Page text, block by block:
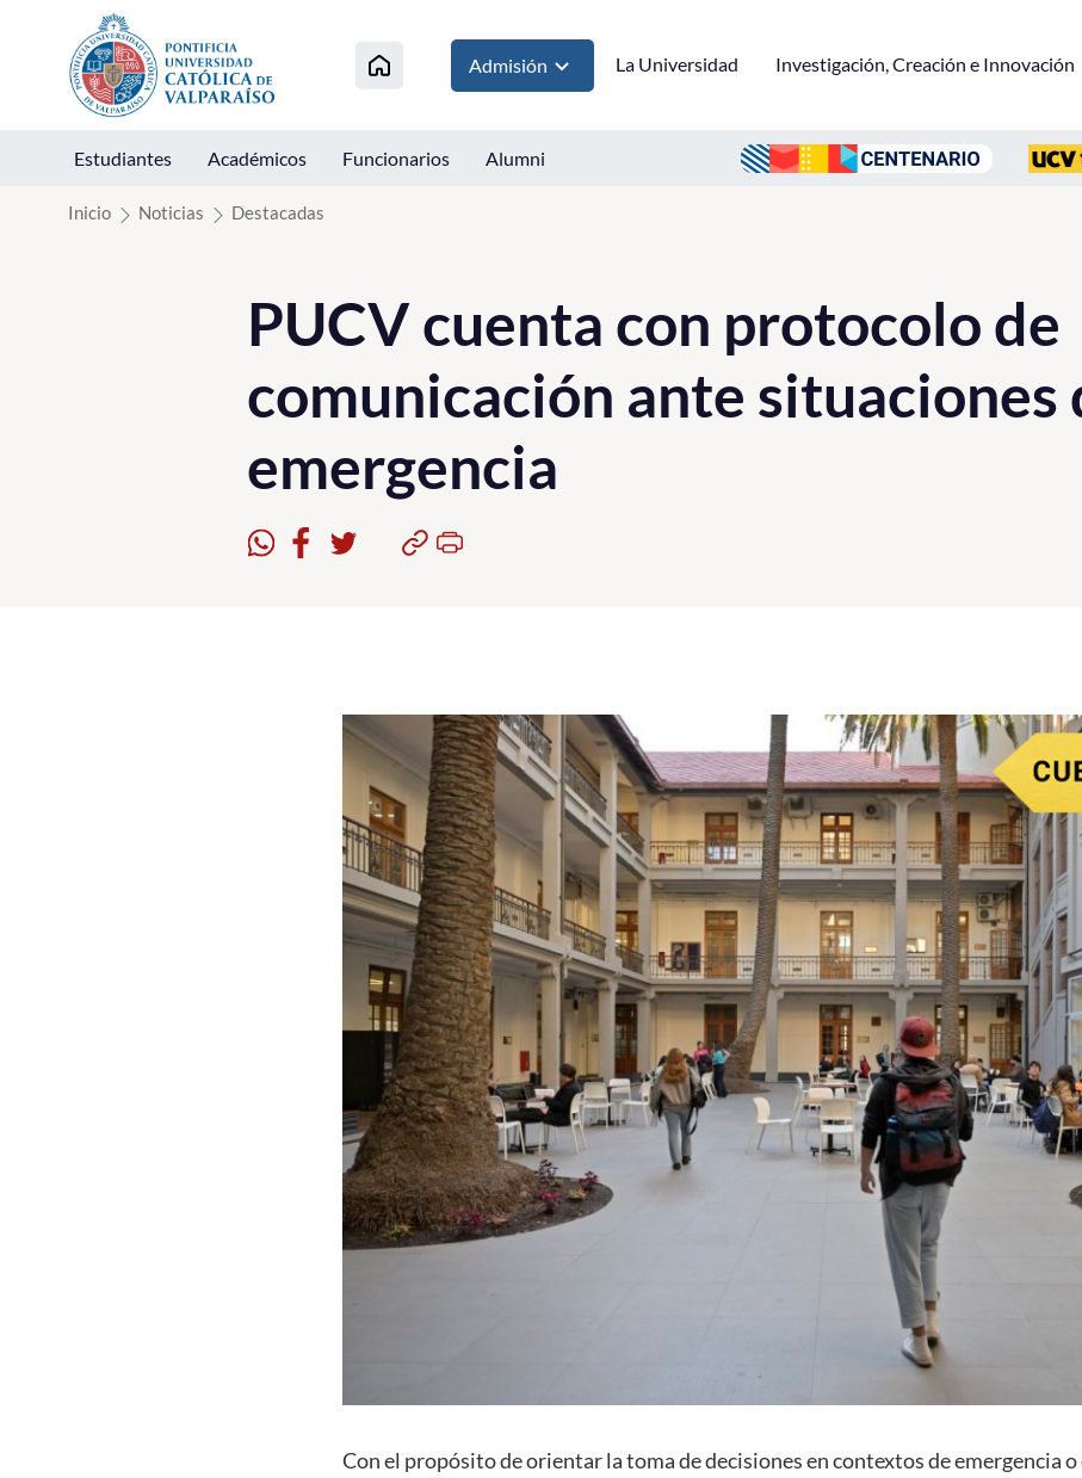
Click acá para ir directamente al contenido
Admisión La Universidad Investigación, Creación e Innovación
Estudiantes Académicos Funcionarios Alumni
Inicio Noticias Destacadas
PUCV cuenta con protocolo de
comunicación ante situaciones
emergencia
Con el propósito de orientar la toma de decisiones en contextos de emergencia